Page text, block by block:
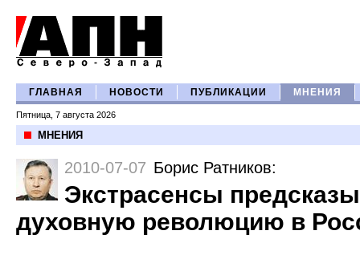
ГЛАВНАЯ НОВОСТИ ПУБЛИКАЦИИ МНЕНИЯ
Пятница, 7 августа 2026
МНЕНИЯ
2010-07-07 Борис Ратников:
Экстрасенсы
духовную революцию в